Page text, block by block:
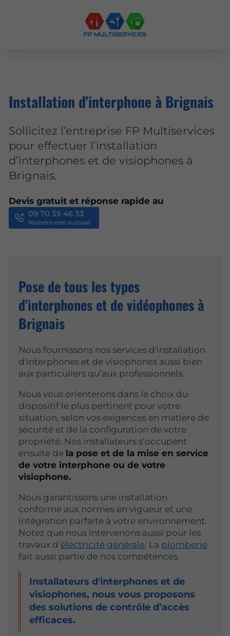
Installation d'interphone à Brignais
Sollicitez l’entreprise FP Multiservices
pour effectuer l’installation
d’interphones et de visiophones à
Brignais.
Devis gratuit et réponse rapide au
09 70 35 46 33
Numéro non surtaxé
Pose de tous les types
d’interphones et de vidéophones à
Brignais
Nous fournissons nos services d'installation
d'interphones et de visiophones aussi bien
aux particuliers qu’aux professionnels.
Nous vous orienterons dans le choix du
dispositif le plus pertinent pour votre
situation, selon vos exigences en matière de
sécurité et de la configuration de votre
propriété. Nos installateurs s’occupent
ensuite de la pose et de la mise en service
de votre interphone ou de votre
visiophone.
Nous garantissons une installation
conforme aux normes en vigueur et une
intégration parfaite à votre environnement.
Notez que nous intervenons aussi pour les
travaux d’électricité générale. La plomberie
fait aussi partie de nos compétences.
Installateurs d'interphones et de
visiophones, nous vous proposons
des solutions de contrôle d’accès
efficaces.